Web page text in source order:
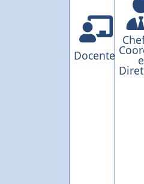
Docentes e